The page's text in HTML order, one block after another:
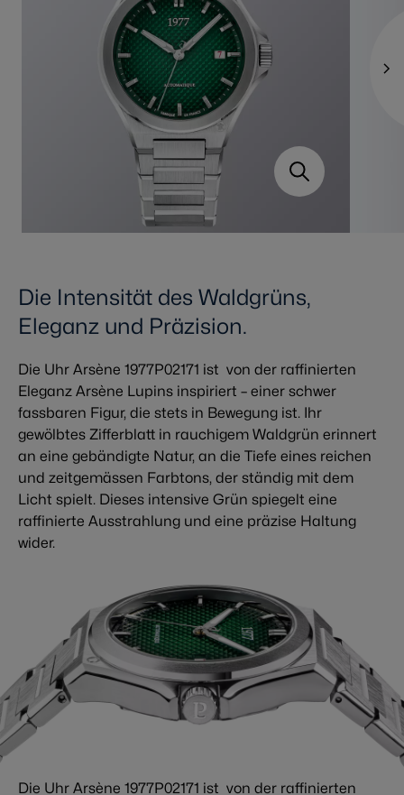
Die Intensität des Waldgrüns,
Eleganz und Präzision.
Die Uhr Arsène 1977P02171 ist von der raffinierten
Eleganz Arsène Lupins inspiriert – einer schwer
fassbaren Figur, die stets in Bewegung ist. Ihr
gewölbtes Zifferblatt in rauchigem Waldgrün erinnert
an eine gebändigte Natur, an die Tiefe eines reichen
und zeitgemässen Farbtons, der ständig mit dem
Licht spielt. Dieses intensive Grün spiegelt eine
raffinierte Ausstrahlung und eine präzise Haltung
wider.
Die Uhr Arsène 1977P02171 ist von der raffinierten